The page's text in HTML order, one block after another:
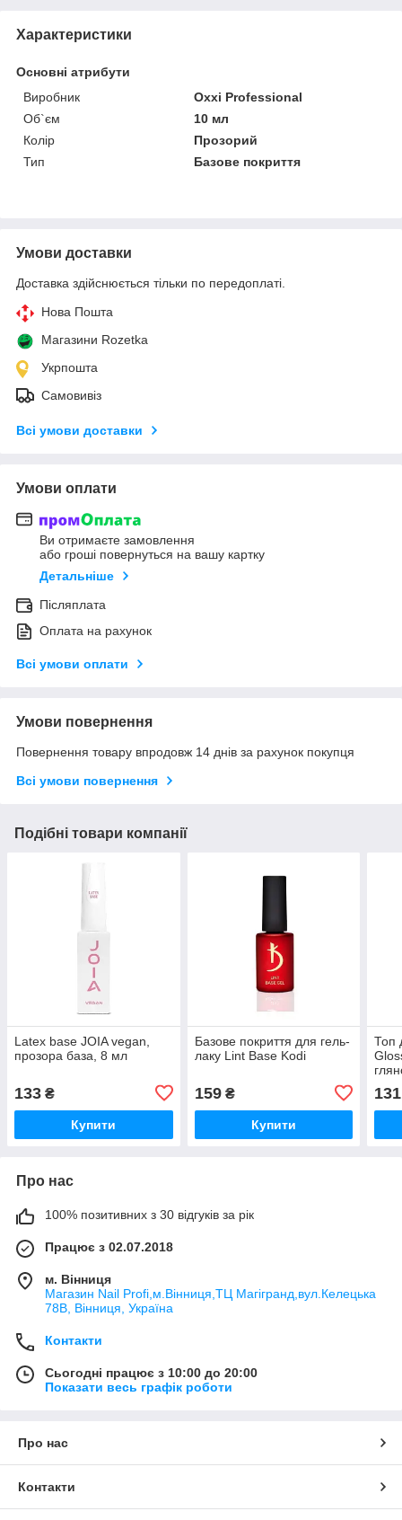
Характеристики
Основні атрибути
Виробник
Oxxi Professional
Об`єм
10 мл
Колір
Прозорий
Тип
Базове покриття
Умови доставки
Доставка здійснюється тільки по передоплаті.
Нова Пошта
Магазини Rozetka
Укрпошта
Самовивіз
Всі умови доставки
Умови оплати
Ви отримаєте замовлення
або гроші повернуться на вашу картку
Детальніше
Післяплата
Оплата на рахунок
Всі умови оплати
Умови повернення
Повернення товару впродовж 14 днів за рахунок покупця
Всі умови повернення
Подібні товари компанії
Latex base JOIA vegan,
прозора база, 8 мл
133 ₴
Купити
Базове покриття для гель-
лаку Lint Base Kodi
159₴
Купити
Топ
131
Про нас
100% позитивних з 30 відгуків за рік
Працює з 02.07.2018
м. Вінниця
Магазин Nail Profi,м.Вінниця,ТЦ Магігранд,вул.Келецька
78В, Вінниця, Україна
Контакти
Сьогодні працює з 10:00 до 20:00
Показати весь графік роботи
Про нас
Контакти